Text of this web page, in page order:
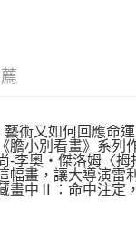
術又如何回應命
膽小別看畫》系
-李奧‧傑洛姆〈拇
幅畫，讓大導演
畫中Ⅱ：命中注定